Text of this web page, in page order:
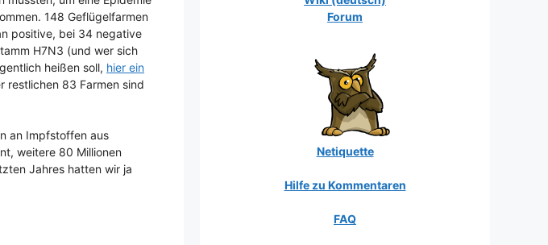
148 Geflügelfarmen
positive, bei 34 negative
H7N3 (und wer sich
heißen soll, hier ein
restlichen 83 Farmen sind
an Impfstoffen aus
weitere 80 Millionen
Jahres hatten wir ja
Forum
Netiquette
Hilfe zu Kommentaren
FAQ